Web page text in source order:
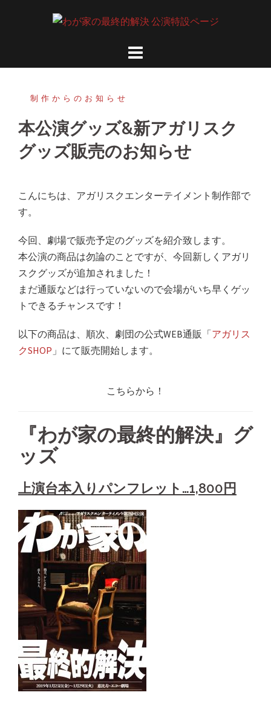
制作からのお知らせ
本公演グッズ&新アガリスク
グッズ販売のお知らせ
こんにちは、アガリスクエンターテイメント制作部で
す。
今回、劇場で販売予定のグッズを紹介致します。
本公演の商品は勿論のことですが、今回新しくアガリ
スクグッズが追加されました！
まだ通販などは行っていないので会場がいち早くゲッ
トできるチャンスです！
以下の商品は、順次、劇団の公式WEB通販「アガリス
クSHOP 」にて販売開始します。
こちらから！
『わが家の最終的解決』グ
ッズ
上演台本入りパンフレット…1,800円